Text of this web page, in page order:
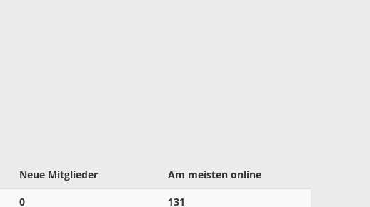
Neue Mitglieder
Am meisten online
0
131